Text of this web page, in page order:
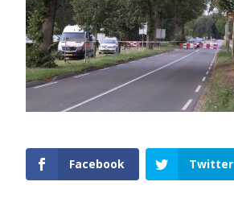
Facebook Twitter